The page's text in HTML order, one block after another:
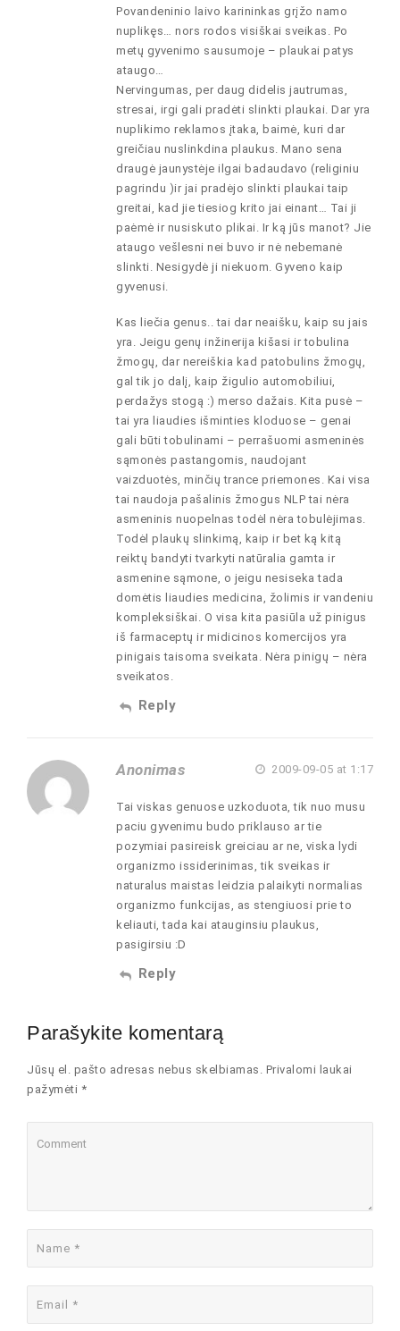
Povandeninio laivo karininkas grįžo namo
nuplikęs… nors rodos visiškai sveikas. Po
metų gyvenimo sausumoje – plaukai patys
ataugo…
Nervingumas, per daug didelis jautrumas,
stresai, irgi gali pradėti slinkti plaukai. Dar yra
nuplikimo reklamos įtaka, baimė, kuri dar
greičiau nuslinkdina plaukus. Mano sena
draugė jaunystėje ilgai badaudavo (religiniu
pagrindu )ir jai pradėjo slinkti plaukai taip
greitai, kad jie tiesiog krito jai einant… Tai ji
paėmė ir nusiskuto plikai. Ir ką jūs manot? Jie
ataugo vešlesni nei buvo ir nė nebemanė
slinkti. Nesigydė ji niekuom. Gyveno kaip
gyvenusi.
Kas liečia genus.. tai dar neaišku, kaip su jais
yra. Jeigu genų inžinerija kišasi ir tobulina
žmogų, dar nereiškia kad patobulins žmogų,
gal tik jo dalį, kaip žigulio automobiliui,
perdažys stogą :) merso dažais. Kita pusė –
tai yra liaudies išminties kloduose – genai
gali būti tobulinami – perrašuomi asmeninės
sąmonės pastangomis, naudojant
vaizduotės, minčių trance priemones. Kai visa
tai naudoja pašalinis žmogus NLP tai nėra
asmeninis nuopelnas todėl nėra tobulėjimas.
Todėl plaukų slinkimą, kaip ir bet ką kitą
reiktų bandyti tvarkyti natūralia gamta ir
asmenine sąmone, o jeigu nesiseka tada
domėtis liaudies medicina, žolimis ir vandeniu
kompleksiškai. O visa kita pasiūla už pinigus
iš farmaceptų ir midicinos komercijos yra
pinigais taisoma sveikata. Nėra pinigų – nėra
sveikatos.
Reply
Anonimas 2009-09-05 at 1:17
Tai viskas genuose uzkoduota, tik nuo musu
paciu gyvenimu budo priklauso ar tie
pozymiai pasireisk greiciau ar ne, viska lydi
organizmo issiderinimas, tik sveikas ir
naturalus maistas leidzia palaikyti normalias
organizmo funkcijas, as stengiuosi prie to
keliauti, tada kai atauginsiu plaukus,
pasigirsiu :D
Reply
Parašykite komentarą
Jūsų el. pašto adresas nebus skelbiamas. Privalomi laukai
pažymėti *